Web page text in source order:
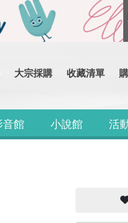
大宗採購 收藏清單
音館 小說館 活